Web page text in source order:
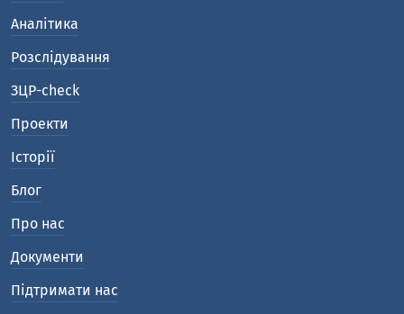
Аналітика
Розслідування
ЗЦР-check
Проекти
Історії
Блог
Про нас
Документи
Підтримати нас